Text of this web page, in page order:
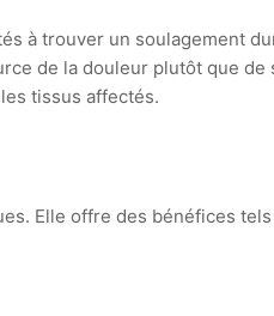
à trouver un soulagement
de la douleur plutôt que de
tissus affectés.
Elle offre des bénéfices tels